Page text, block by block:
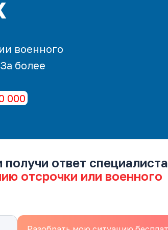
военного
более
000
ответ специалиста
отсрочки или военного